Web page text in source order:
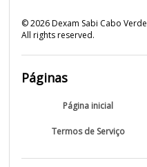
©2026Dexam Sabi Cabo Verde
All rights reserved.
Páginas
Página inicial
Termos de Serviço